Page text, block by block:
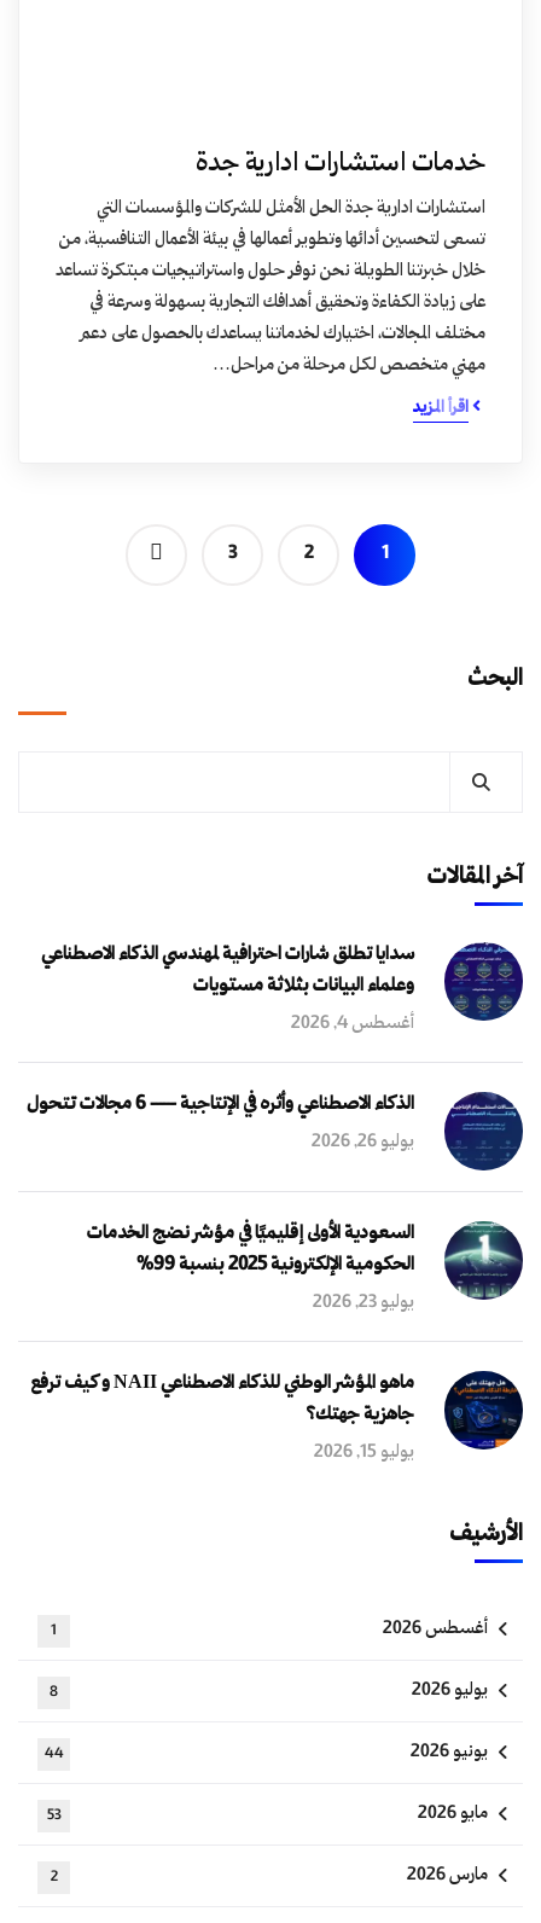
خدمات استشارات ادارية جدة
استشارات ادارية جدة الحل الأمثل للشركات والمؤسسات التي
تسعى لتحسين أدائها وتطوير أعمالها في بيئة الأعمال التنافسية، من
خلال خبرتنا الطويلة نحن نوفر حلول واستراتيجيات مبتكرة تساعد
على زيادة الكفاءة وتحقيق أهدافك التجارية بسهولة وسرعة في
مختلف المجالات، اختيارك لخدماتنا يساعدك بالحصول على دعم
مهني متخصص لكل مرحلة من مراحل…
اقرأ المزيد
1
2
3
البحث
آخر المقالات
سدايا تطلق شارات احترافية لمهندسي الذكاء الاصطناعي
وعلماء البيانات بثلاثة مستويات
أغسطس 4, 2026
الذكاء الاصطناعي وأثره في الإنتاجية — 6 مجالات تتحول
يوليو 26, 2026
السعودية الأولى إقليميًا في مؤشر نضج الخدمات
الحكومية الإلكترونية 2025 بنسبة 99%
يوليو 23, 2026
ماهو المؤشر الوطني للذكاء الاصطناعي NAII و كيف ترفع
جاهزية جهتك؟
يوليو 15, 2026
الأرشيف
أغسطس 2026 1
يوليو 2026 8
يونيو 2026 44
مايو 2026 53
مارس 2026 2